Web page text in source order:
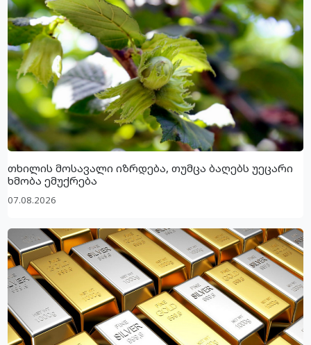
თხილის მოსავალი იზრდება, თუმცა ბაღებს უეცარი
ხმობა ემუქრება
07.08.2026